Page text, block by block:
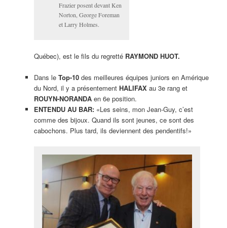
Frazier posent devant Ken
Norton, George Foreman
et Larry Holmes.
Québec), est le fils du regretté RAYMOND HUOT.
Dans le Top-10des meilleures équipes juniors en Amérique
du Nord, il y a présentement HALIFAXau 3e rang et
ROUYN-NORANDAen 6e position.
ENTENDU AU BAR: «Les seins, mon Jean-Guy, c’est
comme des bijoux. Quand ils sont jeunes, ce sont des
cabochons. Plus tard, ils deviennent des pendentifs!»